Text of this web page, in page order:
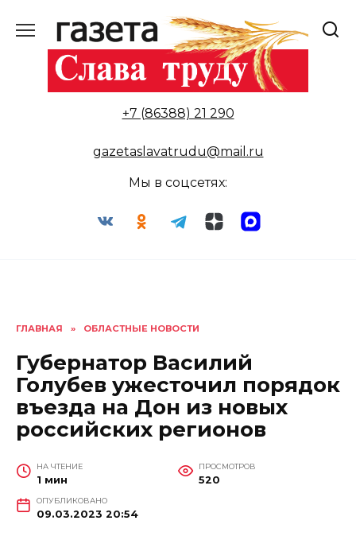
содержанию
+7 (86388) 21 290
gazetaslavatrudu@mail.ru
Мы в соцсетях:
ГЛАВНАЯ » ОБЛАСТНЫЕ НОВОСТИ
Губернатор Василий
Голубев ужесточил порядок
въезда на Дон из новых
российских регионов
НА ЧТЕНИЕ
1 мин
ПРОСМОТРОВ
520
ОПУБЛИКОВАНО
09.03.2023 20:54